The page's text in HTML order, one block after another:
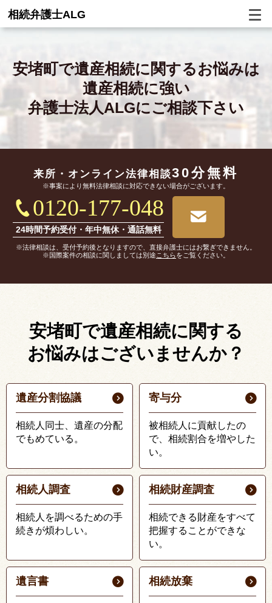
相続弁護士ALG
安堵町で遺産相続に関するお悩みは
遺産相続に強い
弁護士法人ALGにご相談下さい
来所・オンライン法律相談30分無料
※事案により無料法律相談に対応できない場合がございます。
0120-177-048
24時間予約受付・年中無休・通話無料
※法律相談は、受付予約後となりますので、直接弁護士にはお繋ぎできません。
※国際案件の相談に関しましては別途 こちらをご覧ください。
安堵町で遺産相続に関する
お悩みはございませんか？
遺産分割協議
相続人同士、遺産の分配
でもめている。
寄与分
被相続人に貢献したの
で、相続割合を増やした
い。
相続人調査
相続人を調べるための手
続きが煩わしい。
相続財産調査
相続できる財産をすべて
把握することができな
い。
遺言書 相続放棄